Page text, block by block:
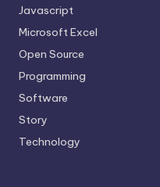
Javascript
Microsoft Excel
Open Source
Programming
Software
Story
Technology